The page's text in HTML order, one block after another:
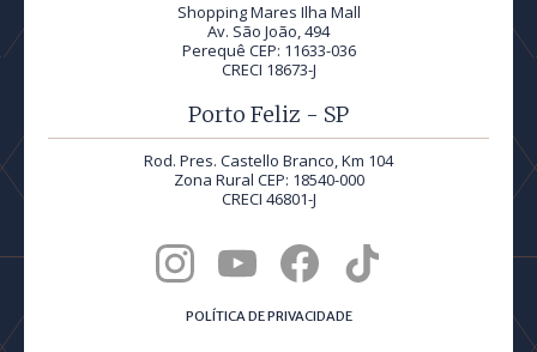
Shopping Mares Ilha Mall
Av. São João, 494
Perequê CEP: 11633-036
CRECI 18673-J
Porto Feliz - SP
Rod. Pres. Castello Branco, Km 104
Zona Rural CEP: 18540-000
CRECI 46801-J
POLÍTICA DE PRIVACIDADE